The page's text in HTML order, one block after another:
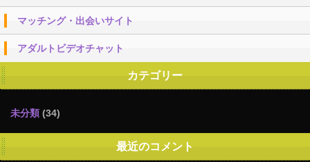
マッチング・出会いサイト
アダルトビデオチャット
カテゴリー
未分類 (34)
最近のコメント